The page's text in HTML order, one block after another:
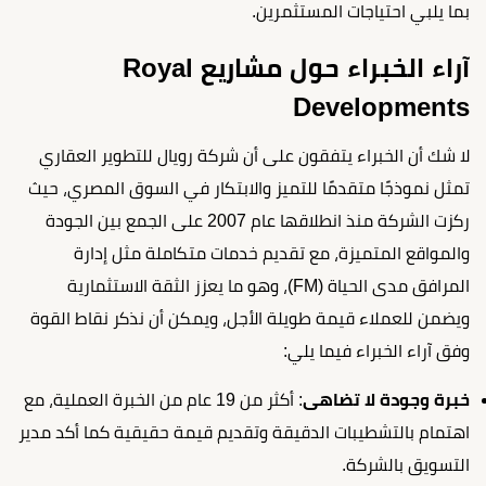
بما يلبي احتياجات المستثمرين.
آراء الخبراء حول مشاريع Royal
Developments
لا شك أن الخبراء يتفقون على أن شركة رويال للتطوير العقاري
تمثل نموذجًا متقدمًا للتميز والابتكار في السوق المصري، حيث
ركزت الشركة منذ انطلاقها عام 2007 على الجمع بين الجودة
والمواقع المتميزة، مع تقديم خدمات متكاملة مثل إدارة
المرافق مدى الحياة (FM)، وهو ما يعزز الثقة الاستثمارية
ويضمن للعملاء قيمة طويلة الأجل، ويمكن أن نذكر نقاط القوة
وفق آراء الخبراء فيما يلي:
خبرة وجودة لا تضاهى
: أكثر من 19 عام من الخبرة العملية، مع
اهتمام بالتشطيبات الدقيقة وتقديم قيمة حقيقية كما أكد مدير
التسويق بالشركة.